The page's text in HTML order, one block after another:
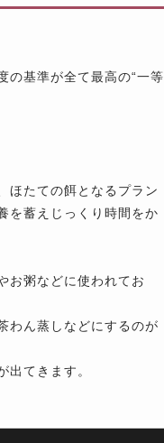
の基準が全て最高の“一等
ほたての餌となるプラン
を蓄えじっくり時間をか
お粥などに使われてお
わん蒸しなどにするのが
てきます。